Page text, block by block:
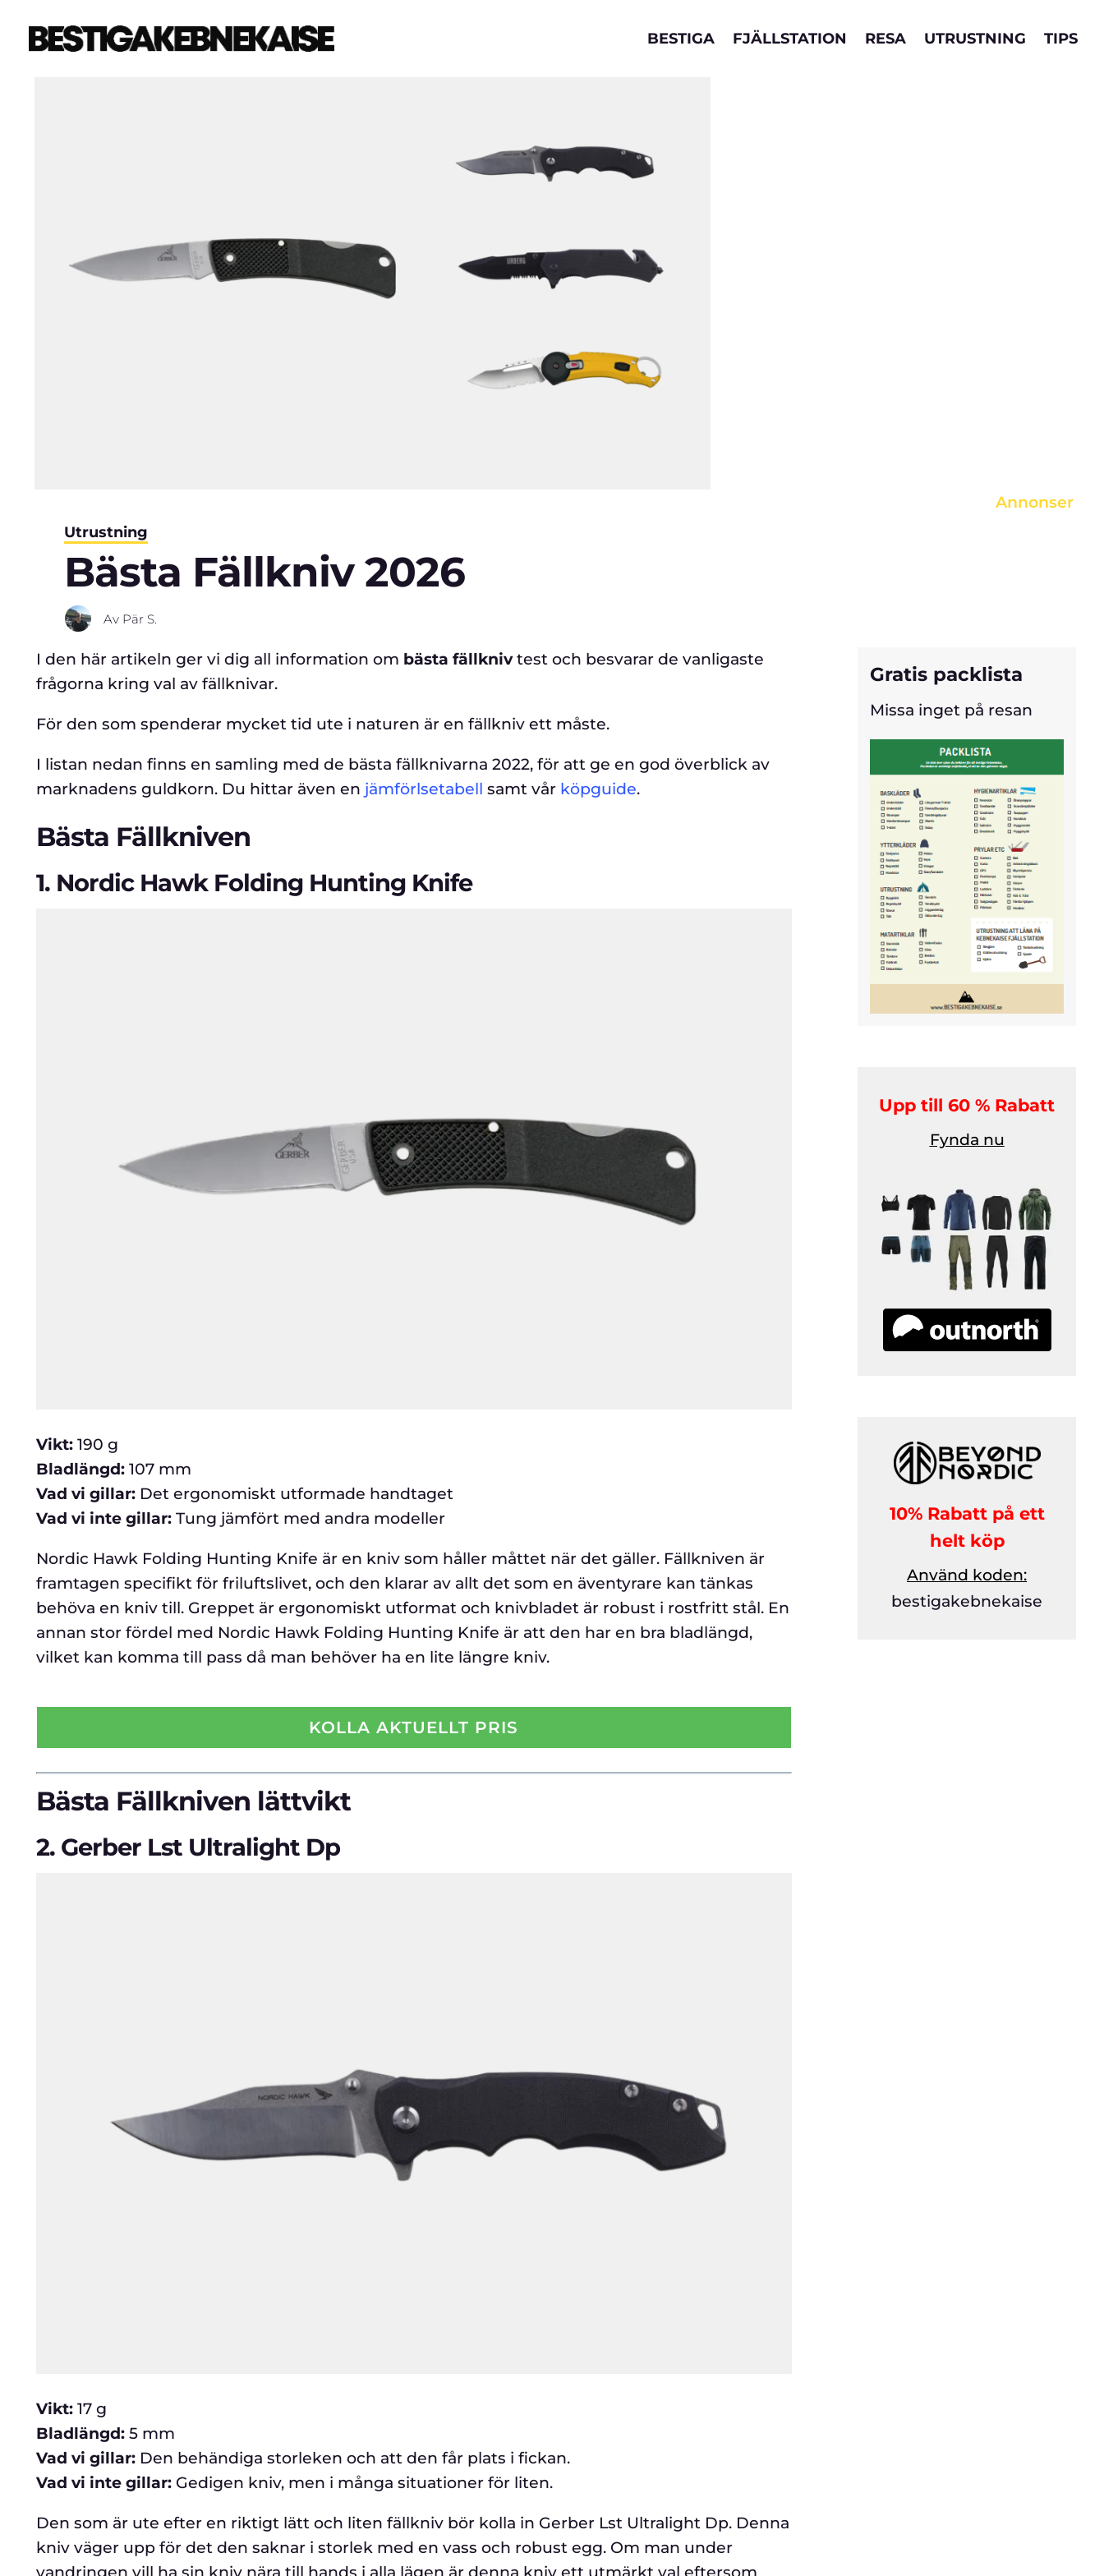
BESTIGA FJÄLLSTATION RESA UTRUSTNING TIPS
Annonser
Utrustning
Bästa Fällkniv 2026
Av Pär S.
I den här artikeln ger vi dig all information om bästa fällknivtest och besvarar de vanligaste
frågorna kring val av fällknivar.
För den som spenderar mycket tid ute i naturen är en fällkniv ett måste.
I listan nedan finns en samling med de bästa fällknivarna 2022, för att ge en god överblick av
marknadens guldkorn. Du hittar även en jämförlsetabell samt vår köpguide.
Bästa Fällkniven
1. Nordic Hawk Folding Hunting Knife
Vikt: 190 g
Bladlängd: 107 mm
Vad vi gillar: Det ergonomiskt utformade handtaget
Vad vi inte gillar: Tung jämfört med andra modeller
Nordic Hawk Folding Hunting Knife är en kniv som håller måttet när det gäller. Fällkniven är
framtagen specifikt för friluftslivet, och den klarar av allt det som en äventyrare kan tänkas
behöva en kniv till. Greppet är ergonomiskt utformat och knivbladet är robust i rostfritt stål. En
annan stor fördel med Nordic Hawk Folding Hunting Knife är att den har en bra bladlängd,
vilket kan komma till pass då man behöver ha en lite längre kniv.
KOLLA AKTUELLT PRIS
Bästa Fällkniven lättvikt
2. Gerber Lst Ultralight Dp
Vikt: 17 g
Bladlängd: 5 mm
Vad vi gillar: Den behändiga storleken och att den får plats i fickan.
Vad vi inte gillar: Gedigen kniv, men i många situationer för liten.
Den som är ute efter en riktigt lätt och liten fällkniv bör kolla in Gerber Lst Ultralight Dp. Denna
kniv väger upp för det den saknar i storlek med en vass och robust egg. Om man under
Gratis packlista
Missa inget på resan
Upp till 60 % Rabatt
Fynda nu
10% Rabatt på ett
helt köp
Använd koden:
bestigakebnekaise